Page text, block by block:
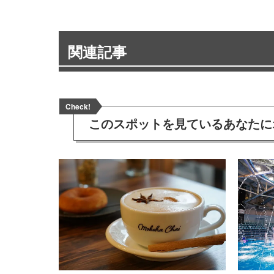
関連記事
Check!
このスポットを見ているあなた